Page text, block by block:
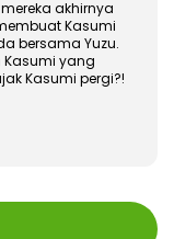
akhirnya
Kasumi
bersama Yuzu.
yang
Kasumi pergi?!
6